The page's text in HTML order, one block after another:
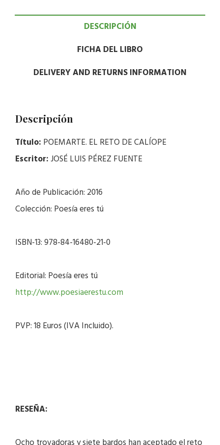
DESCRIPCIÓN
FICHA DEL LIBRO
DELIVERY AND RETURNS INFORMATION
Descripción
Título: POEMARTE. EL RETO DE CALÍOPE
Escritor:JOSÉ LUIS PÉREZ FUENTE
Año de Publicación: 2016
Colección: Poesía eres tú
ISBN-13: 978-84-16480-21-0
Editorial: Poesía eres tú
http://www.poesiaerestu.com
PVP: 18 Euros (IVA Incluido).
RESEÑA: